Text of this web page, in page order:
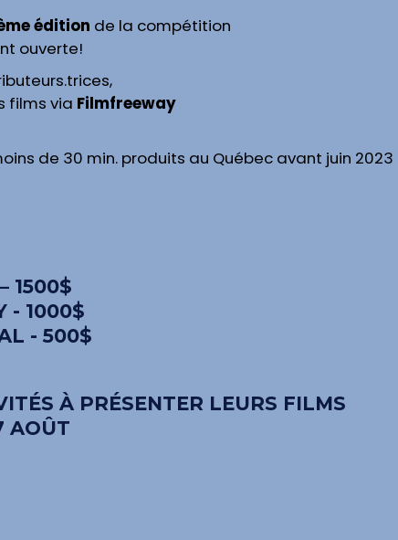
édition de la compétition
ouverte!
films via Filmfreeway
de 30 min. produits au Québec avant juin 2023
1500$
- 1000$
- 500$
À PRÉSENTER LEURS FILMS
AOÛT